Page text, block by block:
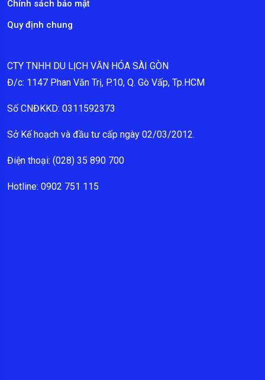
Chính sách bảo mật
Quy định chung
CTY TNHH DU LỊCH VĂN HÓA SÀI GÒN
Đ/c: 1147 Phan Văn Trị, P.10, Q. Gò Vấp, Tp.HCM
Số CNĐKKD: 0311592373
Sở Kế hoạch và đầu tư cấp ngày 02/03/2012.
Điện thoại: (028) 35 890 700
Hotline: 0902 751 115